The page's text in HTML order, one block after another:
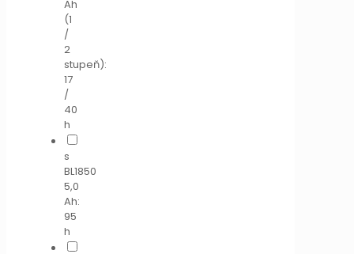
Ah
(1
/
2
stupeň):
17
/
40
h
s
BL1850
5,0
Ah:
95
h